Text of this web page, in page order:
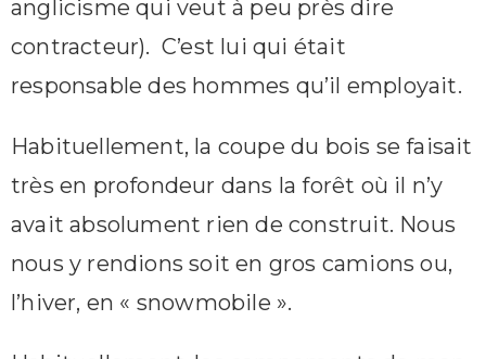
anglicisme qui veut à peu près dire
contracteur). C’est lui qui était
responsable des hommes qu’il employait.
Habituellement, la coupe du bois se faisait
très en profondeur dans la forêt où il n’y
avait absolument rien de construit. Nous
nous y rendions soit en gros camions ou,
l’hiver, en « snowmobile ».